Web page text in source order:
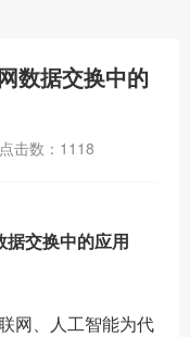
数据交换中的
点击数： 1118
据交换中的应用
网、人工智能为代